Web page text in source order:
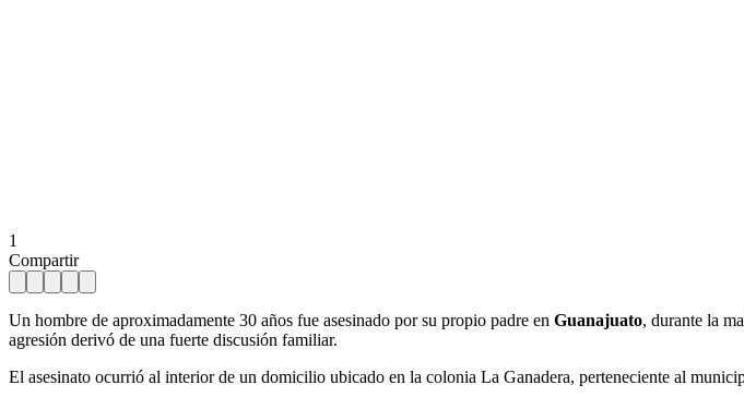
1
Compartir
Un hombre de aproximadamente 30 años fue asesinado por su propio padre en Guanajuato, durante la
agresión derivó de una fuerte discusión familiar.
El asesinato ocurrió al interior de un domicilio ubicado en la colonia La Ganadera, perteneciente al